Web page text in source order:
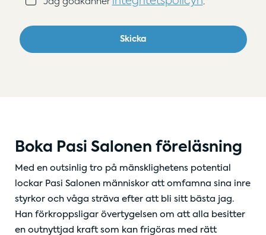
Skicka
Boka Pasi Salonen föreläsning
Med en outsinlig tro på mänsklighetens potential
lockar Pasi Salonen människor att omfamna sina inre
styrkor och våga sträva efter att bli sitt bästa jag.
Han förkroppsligar övertygelsen om att alla besitter
en outnyttjad kraft som kan frigöras med rätt